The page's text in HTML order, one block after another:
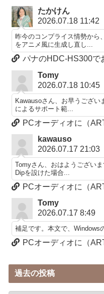
たかけん
2026.07.18 11:42
昨今のコンプライス情勢から
をアニメ風に生成し直し...
パナのHDC-HS300で
Tomy
2026.07.18 10:45
Kawausoさん、お早うござい
によるサポート範...
PCオーディオに（
kawauso
2026.07.17 21:03
Tomyさん、おはようござい
Dipを設けた場合...
PCオーディオに（
Tomy
2026.07.17 8:49
補足です。本文で、Windows
PCオーディオに（
過去の投稿